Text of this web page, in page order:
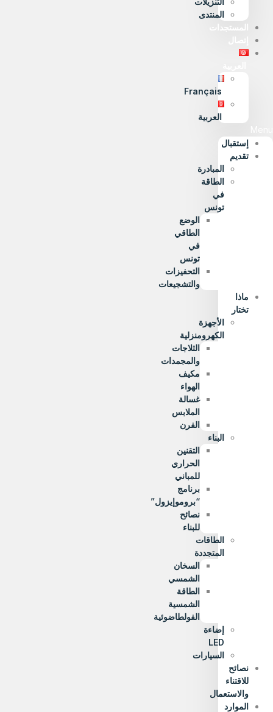
المنتدى
المستجدات
Français
العربية
إستقبال
تقديم
المبادرة
الطاقة
في
تونس
الوضع
الطاقي
في
تونس
التحفيزات
والتشجيعات
ماذا
تختار
الأجهزة
الكهرومنزلية
الثلاجات
والمجمدات
مكيف
الهواء
غسالة
الملابس
الفرن
البناء
التقنين
الحراري
للمباني
برنامج
“بروموإيزول”
نصائح
للبناء
الطاقات
المتجددة
السخان
الشمسي
الطاقة
الشمسية
الفولطاضوئية
إضاءة
LED
السيارات
نصائح
للاقتناء
والاستعمال
الموارد